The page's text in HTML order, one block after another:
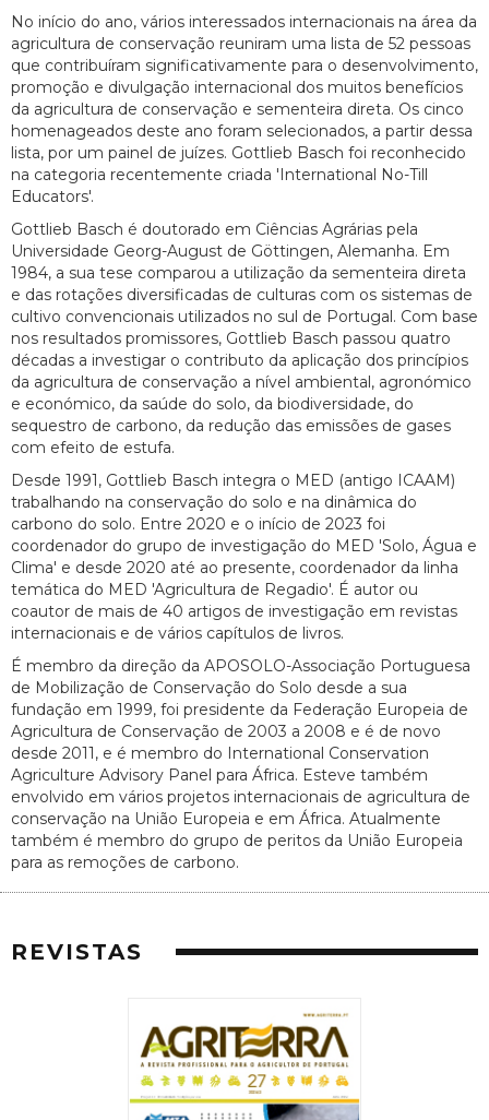
No início do ano, vários interessados internacionais na área da
agricultura de conservação reuniram uma lista de 52 pessoas
que contribuíram significativamente para o desenvolvimento,
promoção e divulgação internacional dos muitos benefícios
da agricultura de conservação e sementeira direta. Os cinco
homenageados deste ano foram selecionados, a partir dessa
lista, por um painel de juízes. Gottlieb Basch foi reconhecido
na categoria recentemente criada 'International No-Till
Educators'.
Gottlieb Basch é doutorado em Ciências Agrárias pela
Universidade Georg-August de Göttingen, Alemanha. Em
1984, a sua tese comparou a utilização da sementeira direta
e das rotações diversificadas de culturas com os sistemas de
cultivo convencionais utilizados no sul de Portugal. Com base
nos resultados promissores, Gottlieb Basch passou quatro
décadas a investigar o contributo da aplicação dos princípios
da agricultura de conservação a nível ambiental, agronómico
e económico, da saúde do solo, da biodiversidade, do
sequestro de carbono, da redução das emissões de gases
com efeito de estufa.
Desde 1991, Gottlieb Basch integra o MED (antigo ICAAM)
trabalhando na conservação do solo e na dinâmica do
carbono do solo. Entre 2020 e o início de 2023 foi
coordenador do grupo de investigação do MED 'Solo, Água e
Clima' e desde 2020 até ao presente, coordenador da linha
temática do MED 'Agricultura de Regadio'. É autor ou
coautor de mais de 40 artigos de investigação em revistas
internacionais e de vários capítulos de livros.
É membro da direção da APOSOLO-Associação Portuguesa
de Mobilização de Conservação do Solo desde a sua
fundação em 1999, foi presidente da Federação Europeia de
Agricultura de Conservação de 2003 a 2008 e é de novo
desde 2011, e é membro do International Conservation
Agriculture Advisory Panel para África. Esteve também
envolvido em vários projetos internacionais de agricultura de
conservação na União Europeia e em África. Atualmente
também é membro do grupo de peritos da União Europeia
para as remoções de carbono.
REVISTAS